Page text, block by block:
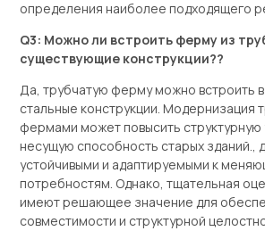
определения наиболее подходящего
Q3: Можно ли встроить ферму из
существующие конструкции??
Да, трубчатую ферму можно встроить
стальные конструкции. Модернизация
фермами может повысить структурную
несущую способность старых зданий.,
устойчивыми и адаптируемыми к
потребностям. Однако, тщательная
имеют решающее значение для
совместимости и структурной